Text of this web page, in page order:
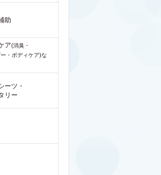
助
ア(消臭・
・ボディケア)な
ーツ・
リー